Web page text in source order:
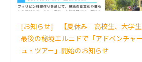
[お知らせ] 【夏休み 高校生、大学生
最後の秘境エルニドで「アドベンチャ
ュ・ツアー」開始のお知らせ